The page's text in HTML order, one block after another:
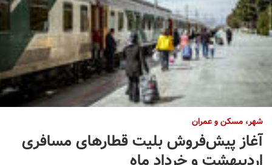
شهر، مسکن و عمران
آغاز پیش‌فروش بلیت قطار‌های مسافری